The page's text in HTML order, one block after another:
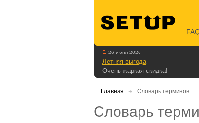
26 июня 2026
Летняя выгода
Очень жаркая скидка!
Главная Словарь терминов
Словарь